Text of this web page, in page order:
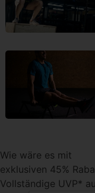
Wie wäre es mit
exklusiven 45%
Vollständige UVP*